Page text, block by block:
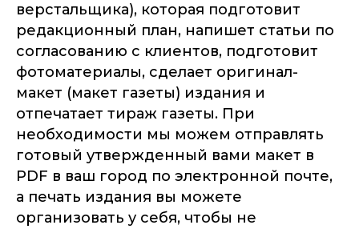
верстальщика), которая подготовит
редакционный план, напишет статьи по
согласованию с клиентов, подготовит
фотоматериалы, сделает оригинал-
макет (макет газеты) издания и
отпечатает тираж газеты. При
необходимости мы можем отправлять
готовый утвержденный вами макет в
PDF в ваш город по электронной почте,
а печать издания вы можете
организовать у себя, чтобы не